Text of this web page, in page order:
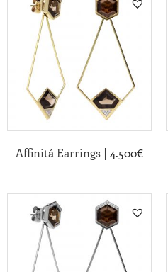
Affinitá Earrings | 4.500€